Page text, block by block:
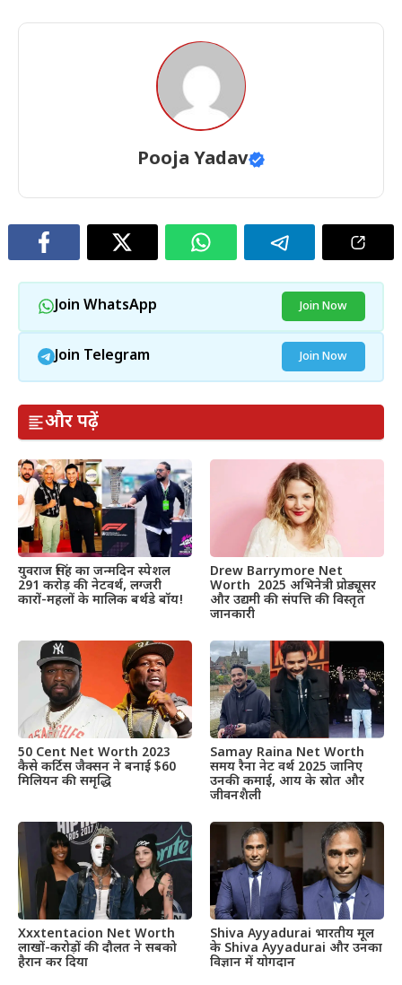
Pooja Yadav
Join WhatsApp Join Now
Join Telegram Join Now
और पढ़ें
युवराज सिंह का जन्मदिन स्पेशल
291 करोड़ की नेटवर्थ, लग्जरी
कारों-महलों के मालिक बर्थडे बॉय!
Drew Barrymore Net
Worth 2025 अभिनेत्री प्रोड्यूसर
और उद्यमी की संपत्ति की विस्तृत
जानकारी
50 Cent Net Worth 2023
कैसे कर्टिस जैक्सन ने बनाई $60
मिलियन की समृद्धि
Samay Raina Net Worth
समय रैना नेट वर्थ 2025 जानिए
उनकी कमाई, आय के स्रोत और
जीवनशैली
Xxxtentacion Net Worth
लाखों-करोड़ों की दौलत ने सबको
हैरान कर दिया
Shiva Ayyadurai भारतीय मूल
के Shiva Ayyadurai और उनका
विज्ञान में योगदान